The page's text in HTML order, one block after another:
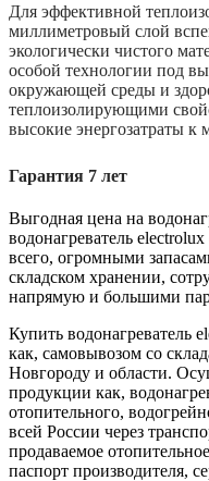
Для эффективной
миллиметровый слой
экологически чистого
особой технологии под
окружающей среды и
теплоизолирующими
высокие энергозатраты к
Гарантия 7 лет
Выгодная цена на
водонагреватель
всего, огромными
складском хранении,
напрямую и большими
Купить водонагреватель
как, самовывозом со
Новгороду и области.
продукции как,
отопительного,
всей России через
продаваемое
паспорт производителя,